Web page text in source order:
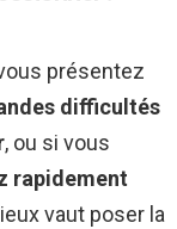
présentez
difficultés
, ou si vous
rapidement
vaut poser la